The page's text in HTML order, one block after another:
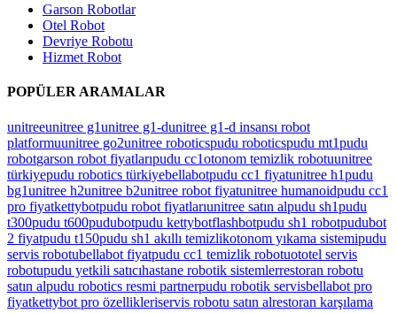
Garson Robotlar
Otel Robot
Devriye Robotu
Hizmet Robot
POPÜLER ARAMALAR
unitreeunitree g1unitree g1-dunitree g1-d insansı robot
platformuunitree go2unitree roboticspudu roboticspudu mt1pudu
robotgarson robot fiyatlarıpudu cc1otonom temizlik robotuunitree
türkiyepudu robotics türkiyebellabotpudu cc1 fiyatunitree h1pudu
bg1unitree h2unitree b2unitree robot fiyatunitree humanoidpudu cc1
pro fiyatkettybotpudu robot fiyatlarıunitree satın alpudu sh1pudu
t300pudu t600pudubotpudu kettybotflashbotpudu sh1 robotpudubot
2 fiyatpudu t150pudu sh1 akıllı temizlikotonom yıkama sistemipudu
servis robotubellabot fiyatpudu cc1 temizlik robotuototel servis
robotupudu yetkili satıcıhastane robotik sistemlerrestoran robotu
satın alpudu robotics resmi partnerpudu robotik servisbellabot pro
fiyatkettybot pro özellikleriservis robotu satın alrestoran karşılama